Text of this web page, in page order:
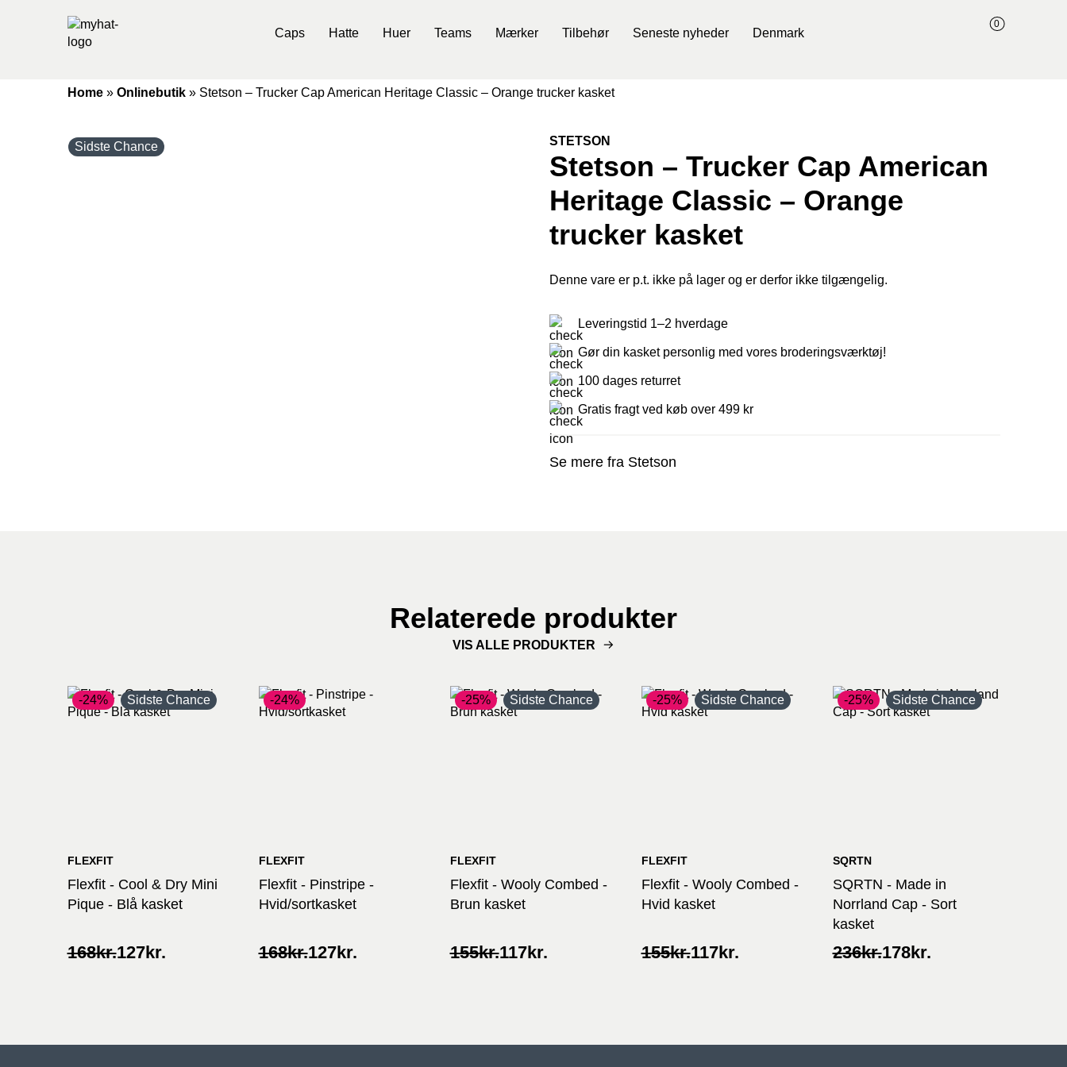
Caps Hatte Huer Teams Mærker Tilbehør Seneste nyheder Denmark
0
Home» Onlinebutik» Stetson – Trucker Cap American Heritage Classic – Orange trucker kasket
Sidste Chance STETSON
Stetson – Trucker Cap American
Heritage Classic – Orange
trucker kasket
Denne vare er p.t. ikke på lager og er derfor ikke tilgængelig.
Leveringstid 1–2 hverdage
Gør din kasket personlig med vores broderingsværktøj!
100 dages returret
Gratis fragt ved køb over 499 kr
Se mere fra Stetson
Relaterede produkter
VIS ALLE PRODUKTER
-24% Sidste Chance
FLEXFIT
Flexfit - Cool & Dry Mini
Pique - Blå kasket
168kr.
Original127kr.
Current
-24%
FLEXFIT
Flexfit - Pinstripe -
Hvid/sortkasket
168kr.
Original127kr.
Current
-25% Sidste Chance
FLEXFIT
Flexfit - Wooly Combed -
Brun kasket
155kr.
Original117kr.
Current
-25% Sidste Chance
FLEXFIT
Flexfit - Wooly Combed -
Hvid kasket
155kr.
Original117kr.
Current
-25% Sidste Chance
SQRTN
SQRTN - Made in
Norrland Cap - Sort
kasket
236kr.
Original178kr.
Current